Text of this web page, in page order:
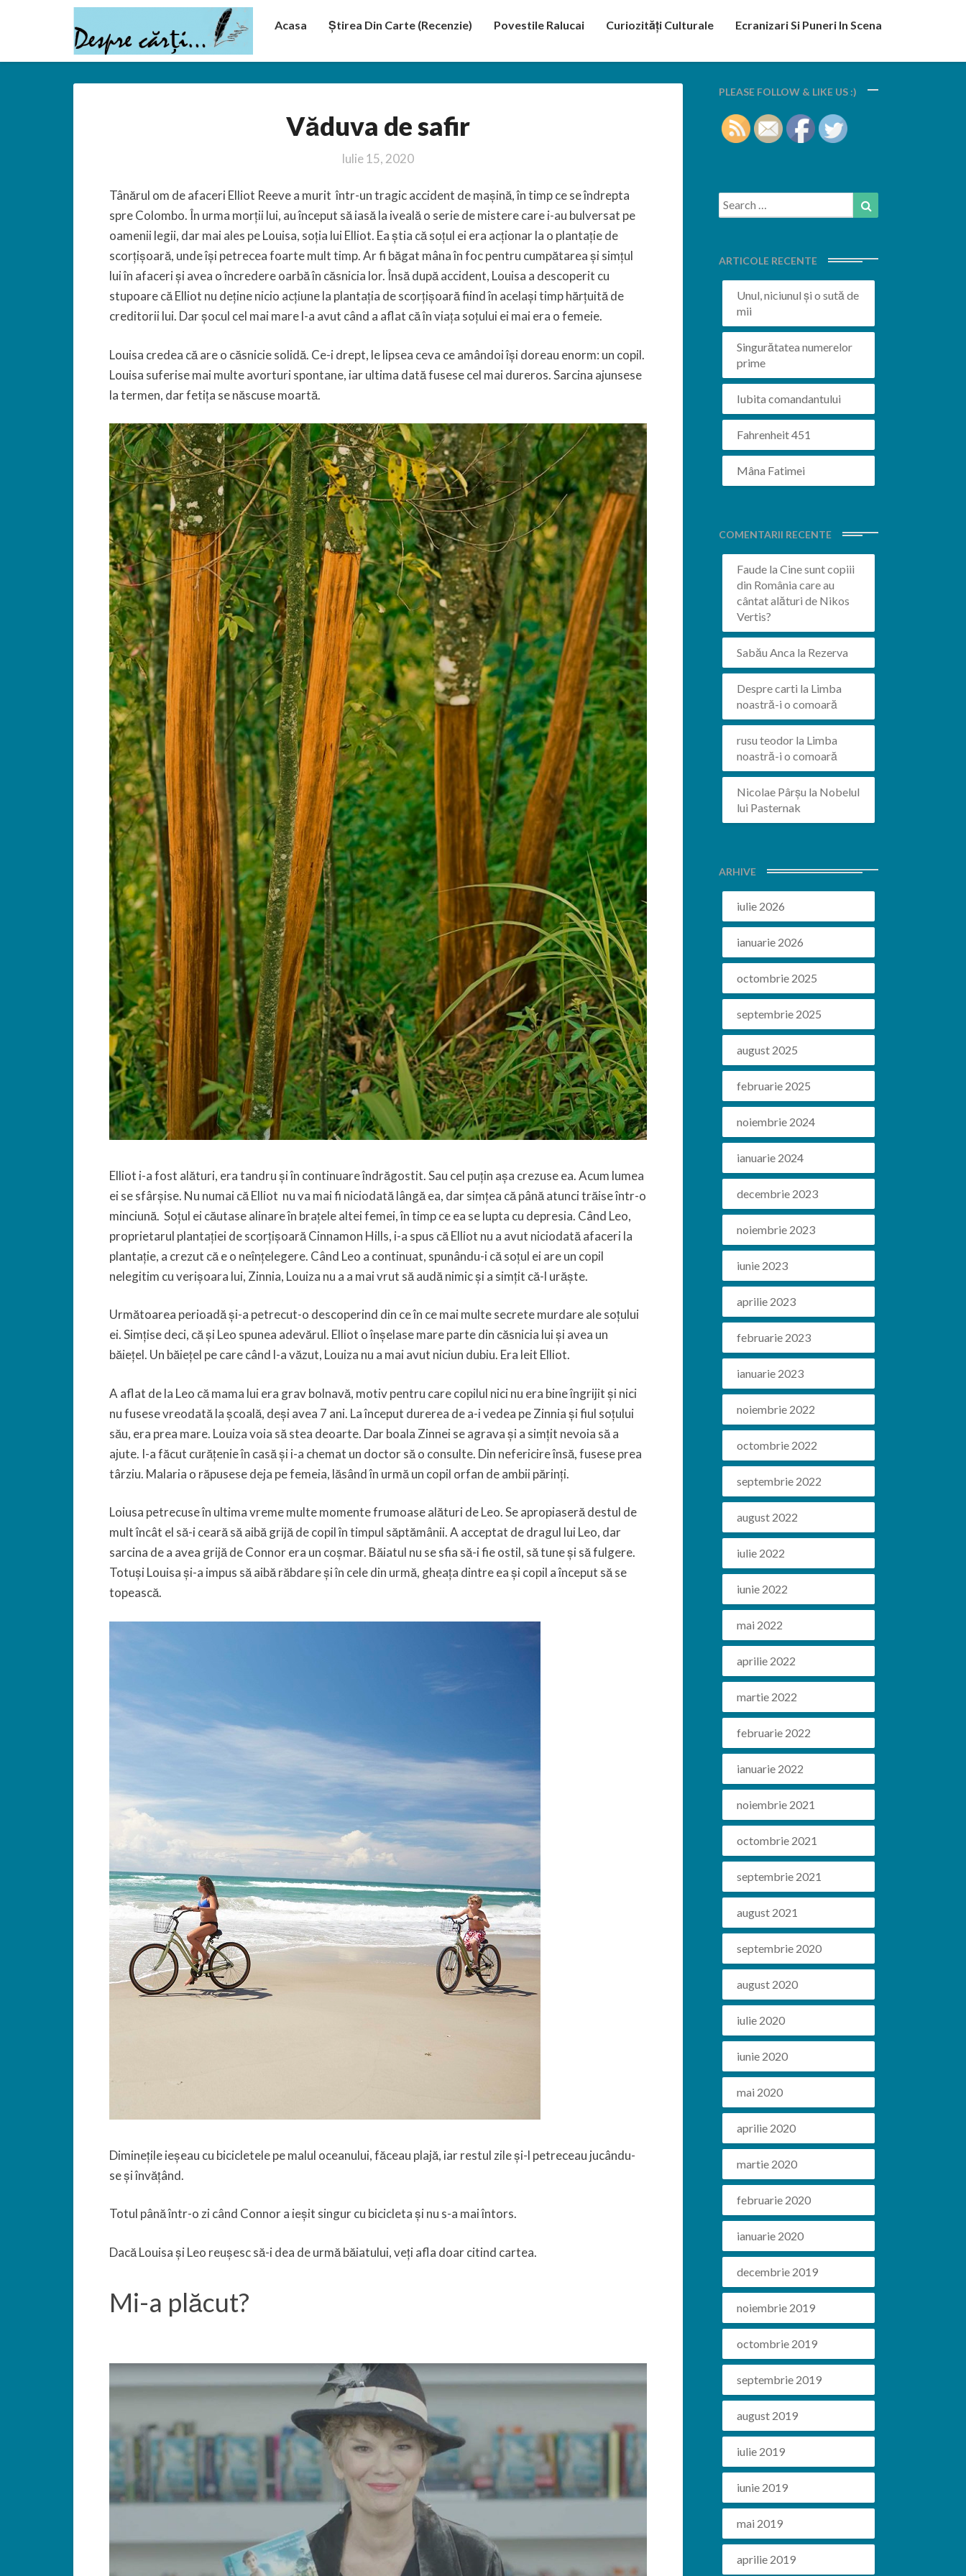
Acasa Știrea Din Carte (recenzie) Povestile Ralucai Curiozități Culturale Ecranizari Si Puneri In Scena
de
Văduva de safir
Iulie 15, 2020
Tânărul om de afaceri Elliot Reeve a murit într-un tragic accident de mașină, în timp ce se îndrepta
spre Colombo. În urma morții lui, au început să iasă la iveală o serie de mistere care i-au bulversat pe
oamenii legii, dar mai ales pe Louisa, soția lui Elliot. Ea știa că soțul ei era acționar la o plantație de
scorțișoară, unde își petrecea foarte mult timp. Ar fi băgat mâna în foc pentru cumpătarea și simțul
lui în afaceri și avea o încredere oarbă în căsnicia lor. Însă după accident, Louisa a descoperit cu
stupoare că Elliot nu deține nicio acțiune la plantația de scorțișoară fiind în același timp hărțuită de
creditorii lui. Dar șocul cel mai mare l-a avut când a aflat că în viața soțului ei mai era o femeie.
Louisa credea că are o căsnicie solidă. Ce-i drept, le lipsea ceva ce amândoi își doreau enorm: un copil.
Louisa suferise mai multe avorturi spontane, iar ultima dată fusese cel mai dureros. Sarcina ajunsese
la termen, dar fetița se născuse moartă.
Elliot i-a fost alături, era tandru și în continuare îndrăgostit. Sau cel puțin așa crezuse ea. Acum lumea
ei se sfârșise. Nu numai că Elliot nu va mai fi niciodată lângă ea, dar simțea că până atunci trăise într-o
minciună. Soțul ei căutase alinare în brațele altei femei, în timp ce ea se lupta cu depresia. Când Leo,
proprietarul plantației de scorțișoară Cinnamon Hills, i-a spus că Elliot nu a avut niciodată afaceri la
plantație, a crezut că e o neînțelegere. Când Leo a continuat, spunându-i că soțul ei are un copil
nelegitim cu verișoara lui, Zinnia, Louiza nu a a mai vrut să audă nimic și a simțit că-l urăște.
Următoarea perioadă și-a petrecut-o descoperind din ce în ce mai multe secrete murdare ale soțului
ei. Simțise deci, că și Leo spunea adevărul. Elliot o înșelase mare parte din căsnicia lui și avea un
băiețel. Un băiețel pe care când l-a văzut, Louiza nu a mai avut niciun dubiu. Era leit Elliot.
A aflat de la Leo că mama lui era grav bolnavă, motiv pentru care copilul nici nu era bine îngrijit și nici
nu fusese vreodată la școală, deși avea 7 ani. La început durerea de a-i vedea pe Zinnia și fiul soțului
său, era prea mare. Louiza voia să stea deoarte. Dar boala Zinnei se agrava și a simțit nevoia să a
ajute. I-a făcut curățenie în casă și i-a chemat un doctor să o consulte. Din nefericire însă, fusese prea
târziu. Malaria o răpusese deja pe femeia, lăsând în urmă un copil orfan de ambii părinți.
Loiusa petrecuse în ultima vreme multe momente frumoase alături de Leo. Se apropiaseră destul de
mult încât el să-i ceară să aibă grijă de copil în timpul săptămânii. A acceptat de dragul lui Leo, dar
sarcina de a avea grijă de Connor era un coșmar. Băiatul nu se sfia să-i fie ostil, să tune și să fulgere.
Totuși Louisa și-a impus să aibă răbdare și în cele din urmă, gheața dintre ea și copil a început să se
topească.
Diminețile ieșeau cu bicicletele pe malul oceanului, făceau plajă, iar restul zile și-l petreceau jucându-
se și învățând.
Totul până într-o zi când Connor a ieșit singur cu bicicleta și nu s-a mai întors.
Dacă Louisa și Leo reușesc să-i dea de urmă băiatului, veți afla doar citind cartea.
Mi-a plăcut?
PLEASE FOLLOW & LIKE US :)
Search
for:
ARTICOLE RECENTE
Unul, niciunul și o sută de
mii
Singurătatea numerelor
prime
Iubita comandantului
Fahrenheit 451
Mâna Fatimei
COMENTARII RECENTE
Faudela Cine sunt copiii
din România care au
cântat alături de Nikos
Vertis?
Sabău Anca la Rezerva
Despre carti la Limba
noastră-i o comoară
rusu teodorla Limba
noastră-i o comoară
Nicolae Pârșu la Nobelul
lui Pasternak
ARHIVE
iulie 2026
ianuarie 2026
octombrie 2025
septembrie 2025
august 2025
februarie 2025
noiembrie 2024
ianuarie 2024
decembrie 2023
noiembrie 2023
iunie 2023
aprilie 2023
februarie 2023
ianuarie 2023
noiembrie 2022
octombrie 2022
septembrie 2022
august 2022
iulie 2022
iunie 2022
mai 2022
aprilie 2022
martie 2022
februarie 2022
ianuarie 2022
noiembrie 2021
octombrie 2021
septembrie 2021
august 2021
septembrie 2020
august 2020
iulie 2020
iunie 2020
mai 2020
aprilie 2020
martie 2020
februarie 2020
ianuarie 2020
decembrie 2019
noiembrie 2019
octombrie 2019
septembrie 2019
august 2019
iulie 2019
iunie 2019
mai 2019
aprilie 2019